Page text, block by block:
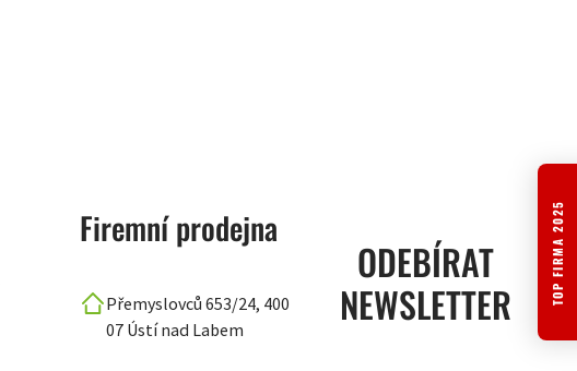
Firemní prodejna
Přemyslovců 653/24, 400
07 Ústí nad Labem
ODEBÍRAT
NEWSLETTER
TOP FIRMA 2025